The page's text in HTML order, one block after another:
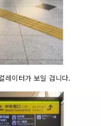
레이터가 보일 겁니다.